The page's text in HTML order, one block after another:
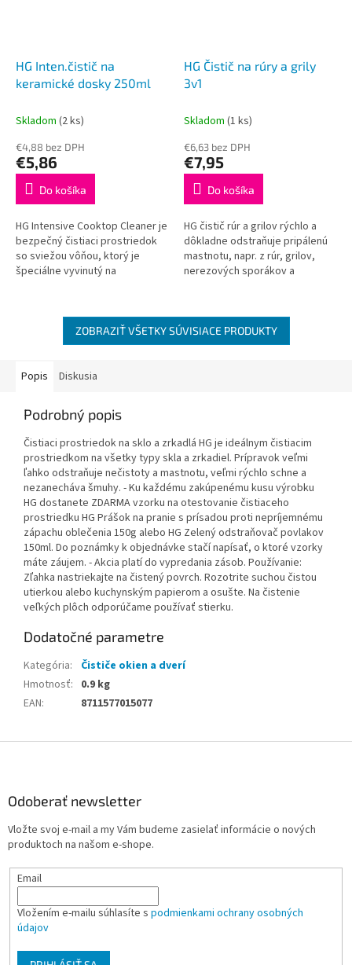
HG Inten.čistič na
keramické dosky 250ml
Skladom (2 ks)
€4,88 bez DPH
€5,86
Do košíka
HG Intensive Cooktop Cleaner je
bezpečný čistiaci prostriedok
so sviežou vôňou, ktorý je
špeciálne vyvinutý na
HG Čistič na rúry a grily
3v1
Skladom (1 ks)
€6,63 bez DPH
€7,95
Do košíka
HG čistič rúr a grilov rýchlo a
dôkladne odstraňuje pripálenú
mastnotu, napr. z rúr, grilov,
nerezových sporákov a
ak...
ZOBRAZIŤ VŠETKY SÚVISIACE PRODUKTY
Popis Diskusia
Podrobný popis
Čistiaci prostriedok na sklo a zrkadlá HG je ideálnym čistiacim
prostriedkom na všetky typy skla a zrkadiel. Prípravok veľmi
ľahko odstraňuje nečistoty a mastnotu, veľmi rýchlo schne a
nezanecháva šmuhy. - Ku každému zakúpenému kusu výrobku
HG dostanete ZDARMA vzorku na otestovanie čistiaceho
prostriedku HG Prášok na pranie s prísadou proti nepríjemnému
zápachu oblečenia 150g alebo HG Zelený odstraňovač povlakov
150ml. Do poznámky k objednávke stačí napísať, o ktoré vzorky
máte záujem. - Akcia platí do vypredania zásob. Používanie:
Zľahka nastriekajte na čistený povrch. Rozotrite suchou čistou
utierkou alebo kuchynským papierom a osušte. Na čistenie
veľkých plôch odporúčame používať stierku.
Dodatočné parametre
Kategória:
Čističe okien a dverí
Hmotnosť: 0.9 kg
EAN: 8711577015077
Odoberať newsletter
Vložte svoj e-mail a my Vám budeme zasielať informácie o nových
produktoch na našom e-shope.
Email
Vložením e-mailu súhlasíte s podmienkami ochrany osobných
údajov